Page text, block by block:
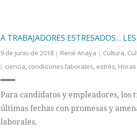
A TRABAJADORES ESTRESADOS…
9 de junio de 2018 René Anaya Cultura,
ciencia, condiciones laborales, estrés,
Para candidatos y empleadores,
últimas fechas con promesas y
laborales.